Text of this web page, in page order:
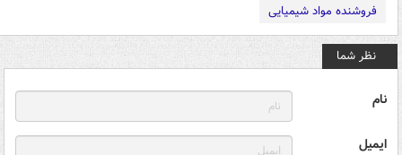
فروشنده مواد شیمیایی
نظر شما
نام
ایمیل